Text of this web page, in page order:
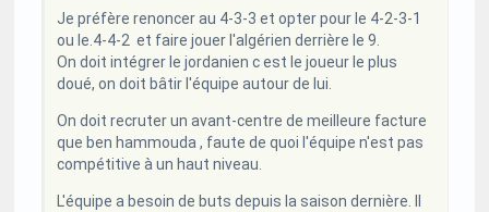
Je préfère renoncer au 4-3-3 et opter pour le 4-2-3-1
ou le.4-4-2 et faire jouer l'algérien derrière le 9.
On doit intégrer le jordanien c est le joueur le plus
doué, on doit bâtir l'équipe autour de lui.
On doit recruter un avant-centre de meilleure facture
que ben hammouda , faute de quoi l'équipe n'est pas
compétitive à un haut niveau.
L'équipe a besoin de buts depuis la saison dernière. Il